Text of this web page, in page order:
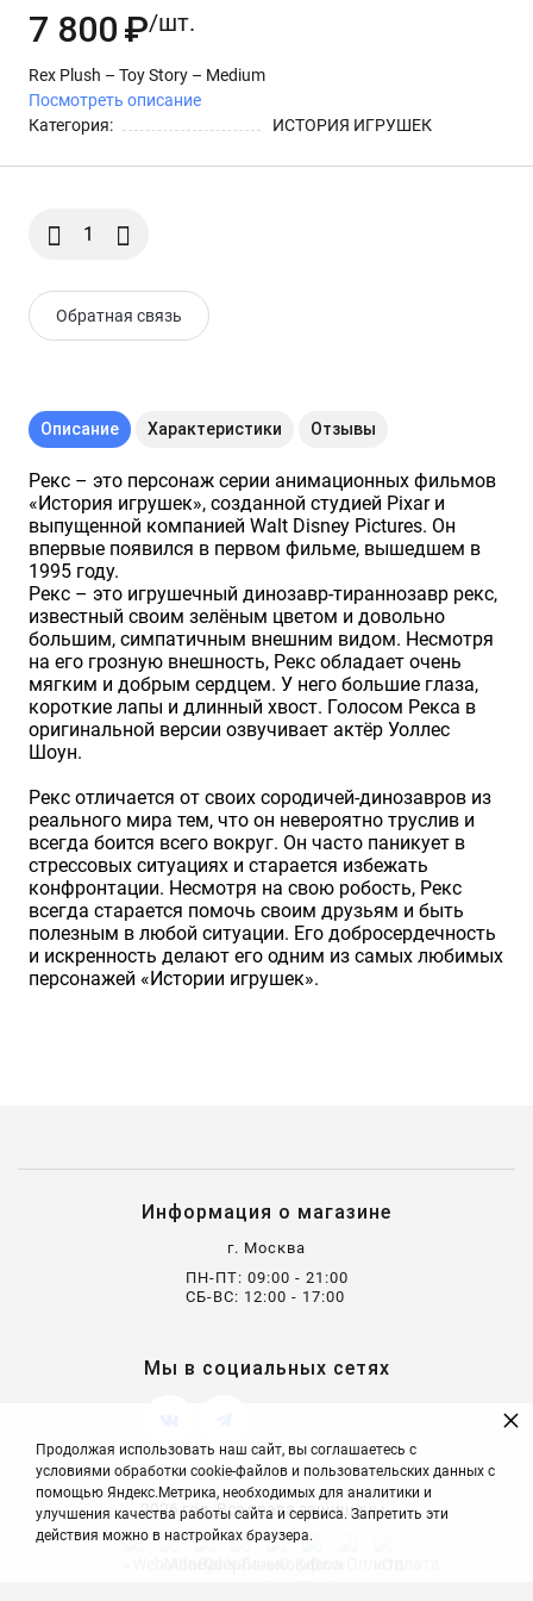
Эксклюзив VHTF
7 800 ₽/шт.
Rex Plush – Toy Story – Medium
Посмотреть описание
Категория:
ИСТОРИЯ ИГРУШЕК
Обратная связь
Описание Характеристики Отзывы
Рекс – это персонаж серии анимационных фильмов
«История игрушек», созданной студией Pixar и
выпущенной компанией Walt Disney Pictures. Он
впервые появился в первом фильме, вышедшем в
1995 году.
Рекс – это игрушечный динозавр-тираннозавр рекс,
известный своим зелёным цветом и довольно
большим, симпатичным внешним видом. Несмотря
на его грозную внешность, Рекс обладает очень
мягким и добрым сердцем. У него большие глаза,
короткие лапы и длинный хвост. Голосом Рекса в
оригинальной версии озвучивает актёр Уоллес
Шоун.
Рекс отличается от своих сородичей-динозавров из
реального мира тем, что он невероятно труслив и
всегда боится всего вокруг. Он часто паникует в
стрессовых ситуациях и старается избежать
конфронтации. Несмотря на свою робость, Рекс
всегда старается помочь своим друзьям и быть
полезным в любой ситуации. Его добросердечность
и искренность делают его одним из самых любимых
персонажей «Истории игрушек».
Информация о магазине
г. Москва
ПН-ПТ: 09:00 - 21:00
СБ-ВС: 12:00 - 17:00
Мы в социальных сетях
2026 год. Все права защищены.
Продолжая использовать наш сайт, вы соглашаетесь с
условиями обработки cookie-файлов и пользовательских данных с
помощью Яндекс.Метрика, необходимых для аналитики и
улучшения качества работы сайта и сервиса. Запретить эти
действия можно в настройках браузера.
×